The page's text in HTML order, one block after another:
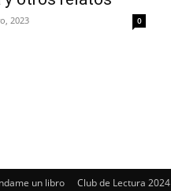
2023 0
un libro Club de Lectura 2024